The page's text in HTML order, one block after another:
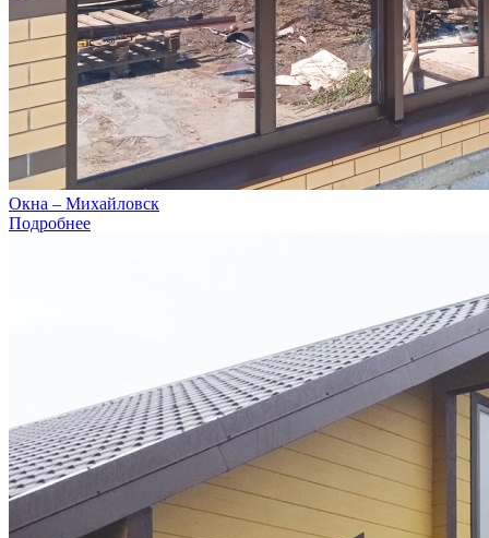
Окна – Михайловск
Подробнее